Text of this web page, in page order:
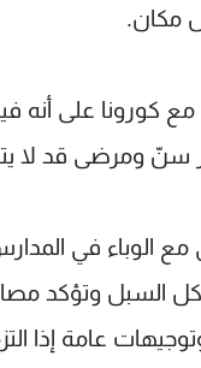
مكان.
مع كورونا على
سنّ ومرضى قد لا
مع الوباء في
بكل السبل وتؤكد
عامة إذا